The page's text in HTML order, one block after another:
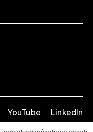
YouTube LinkedIn